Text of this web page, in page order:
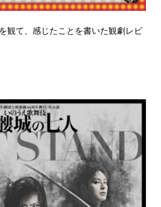
観て、感じたことを書いた観劇レビ